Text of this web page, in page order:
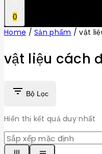
0
Home / Sản phẩm / vật
vật liệu cách
Bộ Lọc
Hiển thị kết quả duy nhất